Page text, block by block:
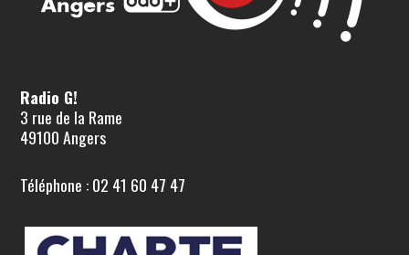
Radio G!
3 rue de la Rame
49100 Angers
Téléphone : 02 41 60 47 47